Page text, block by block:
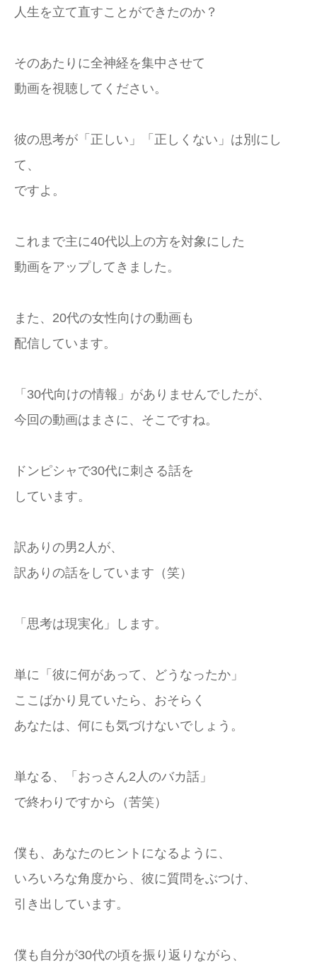
人生を立て直すことができたのか？
そのあたりに全神経を集中させて
動画を視聴してください。
彼の思考が「正しい」「正しくない」は別にし
て、
ですよ。
これまで主に40代以上の方を対象にした
動画をアップしてきました。
また、20代の女性向けの動画も
配信しています。
「30代向けの情報」がありませんでしたが、
今回の動画はまさに、そこですね。
ドンピシャで30代に刺さる話を
しています。
訳ありの男2人が、
訳ありの話をしています（笑）
「思考は現実化」します。
単に「彼に何があって、どうなったか」
ここばかり見ていたら、おそらく
あなたは、何にも気づけないでしょう。
単なる、「おっさん2人のバカ話」
で終わりですから（苦笑）
僕も、あなたのヒントになるように、
いろいろな角度から、彼に質問をぶつけ、
引き出しています。
僕も自分が30代の頃を振り返りながら、